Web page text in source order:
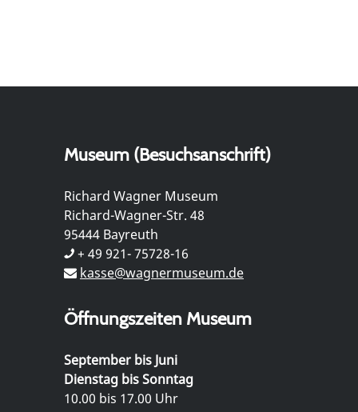
Museum (Besuchsanschrift)
Richard Wagner Museum
Richard-Wagner-Str. 48
95444 Bayreuth
+ 49 921- 75728-16
kasse@wagnermuseum.de
Öffnungszeiten Museum
September bis Juni
Dienstag bis Sonntag
10.00 bis 17.00 Uhr